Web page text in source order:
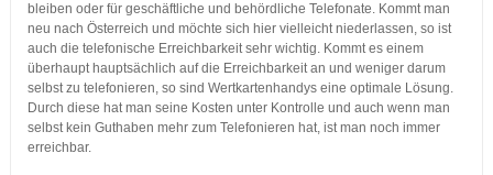
bleiben oder für geschäftliche und behördliche Telefonate. Kommt man
neu nach Österreich und möchte sich hier vielleicht niederlassen, so ist
auch die telefonische Erreichbarkeit sehr wichtig. Kommt es einem
überhaupt hauptsächlich auf die Erreichbarkeit an und weniger darum
selbst zu telefonieren, so sind Wertkartenhandys eine optimale Lösung.
Durch diese hat man seine Kosten unter Kontrolle und auch wenn man
selbst kein Guthaben mehr zum Telefonieren hat, ist man noch immer
erreichbar.